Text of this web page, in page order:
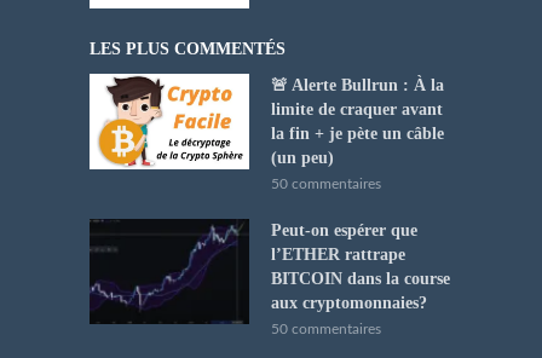
LES PLUS COMMENTÉS
🚨 Alerte Bullrun : À la
limite de craquer avant
la fin + je pète un câble
(un peu)
50 commentaires
Peut-on espérer que
l’ETHER rattrape
BITCOIN dans la course
aux cryptomonnaies?
50 commentaires